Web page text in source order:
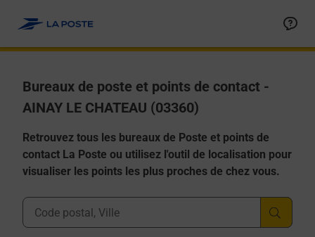
Bureaux de poste et points de contact -
AINAY LE CHATEAU (03360)
Retrouvez tous les bureaux de Poste et points de
contact La Poste ou utilisez l'outil de localisation pour
visualiser les points les plus proches de chez vous.
Ville, Département, Code Postal